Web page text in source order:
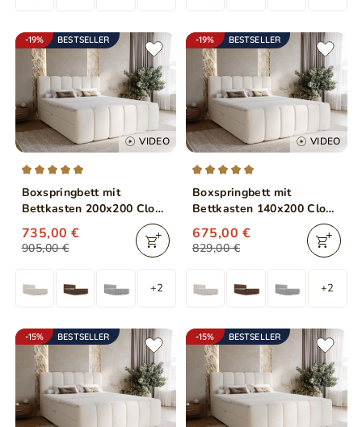
-19% BESTSELLER
VIDEO
Boxspringbett mit
Bettkasten 200x200 Cloud
Beige
905,00 €
735,00 €
+2
-19% BESTSELLER
VIDEO
Boxspringbett mit
Bettkasten 140x200 Cloud
Beige
829,00 €
675,00 €
+2
-15% BESTSELLER -15% BESTSELLER